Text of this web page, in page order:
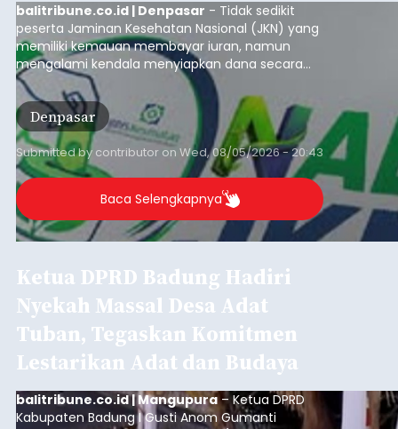
balitribune.co.id | Denpasar - Tidak sedikit
peserta Jaminan Kesehatan Nasional (JKN) yang
memiliki kemauan membayar iuran, namun
mengalami kendala menyiapkan dana secara
penuh saat jatuh tempo pembayaran iuran.
Kondisi ini terutama dialami oleh peserta
segmen Pekerja Bukan Penerima Upah (PBPU)
yang memiliki penghasilan tidak tetap.
Denpasar
Submitted by contributor on Wed, 08/05/2026 - 20:43
Baca Selengkapnya
Ketua DPRD Badung Hadiri
Nyekah Massal Desa Adat
Tuban, Tegaskan Komitmen
Lestarikan Adat dan Budaya
balitribune.co.id | Mangupura– Ketua DPRD
Kabupaten Badung I Gusti Anom Gumanti